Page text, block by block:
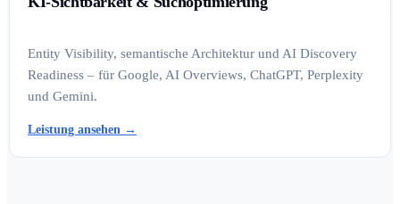
Entity Visibility, semantische Architektur und AI Discovery
Readiness – für Google, AI Overviews, ChatGPT, Perplexity
und Gemini.
Leistung ansehen →